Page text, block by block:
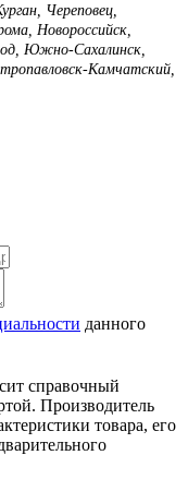
Череповец,
Новороссийск,
Южно-Сахалинск,
Камчатский,
данного
справочный
Производитель
товара, его